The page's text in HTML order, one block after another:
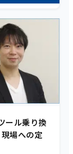
ール乗り換
場への定